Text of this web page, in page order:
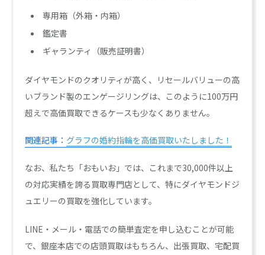
専用箱（外箱・内箱）
鑑定書
ギャランティ（販売証明書）
ダイヤモンドのクオリティが高く、リセールバリューの高
いブランド製のエンゲージリングは、このように100万円
超えで高価買取できるケースも少なくありません。
関連記事： グラフの婚約指輪を高価買取いたしました！
なお、私たち「おもいお」では、これまで30,000件以上
の対応実績を誇る買取専門店として、特にダイヤモンドジ
ュエリーの買取を強化しています。
LINE・メール・電話での簡単査定を申し込むことが可能
で、銀座本店での店頭買取はもちろん、出張買取、宅配買